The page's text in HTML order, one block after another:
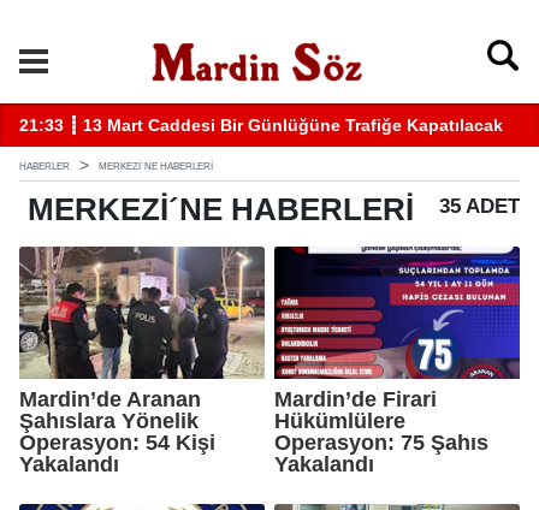
11:57 ┋ Midyat’ta bıçaklı kavga can aldı
HABERLER MERKEZI´NE HABERLERI
MERKEZI´NE HABERLERI 35 ADET
Mardin’de Aranan
Şahıslara Yönelik
Operasyon: 54 Kişi
Yakalandı
Mardin’de Firari
Hükümlülere
Operasyon: 75 Şahıs
Yakalandı